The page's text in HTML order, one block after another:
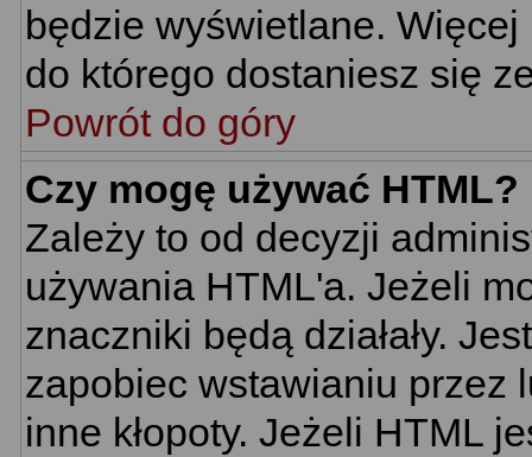
będzie wyświetlane.
do którego dostaniesz się
Powrót do góry
Czy mogę używać HTML?
Zależy to od decyzji
używania HTML'a. Jeżeli
znaczniki będą działały.
zapobiec wstawianiu przez
inne kłopoty. Jeżeli HTML